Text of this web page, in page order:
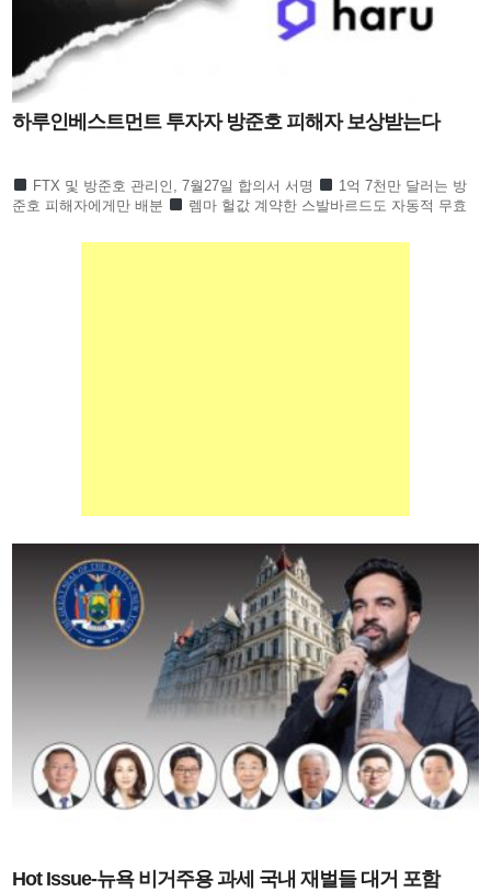
하루인베스트먼트 투자자 방준호 피해자 보상받는다
FTX 및 방준호 관리인, 7월27일 합의서 서명
1억 7천만 달러는 방
준호 피해자에게만 배분
렘마 헐값 계약한 스발바르드도 자동적 무효
Hot Issue-뉴욕 비거주용 과세 국내 재벌들 대거 포함